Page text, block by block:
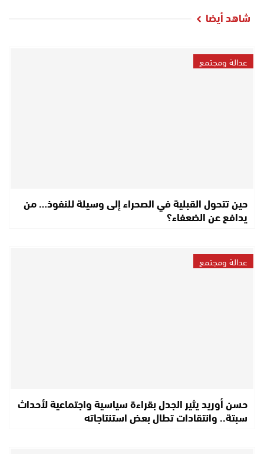
شاهد أيضا
عدالة ومجتمع
حين تتحول القبلية في الصحراء إلى وسيلة للنفوذ… من
يدافع عن الضعفاء؟
عدالة ومجتمع
حسن أوريد يثير الجدل بقراءة سياسية واجتماعية لأحداث
سبتة.. وانتقادات تطال بعض استنتاجاته